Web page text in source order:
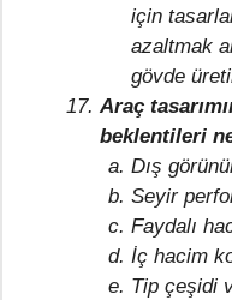
için
azaltmak
gövde
Araç
beklentileri
Dış
Seyir
Faydalı
İç hacim
Tip çeşidi